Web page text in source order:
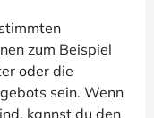
zum Beispiel
oder die
sein. Wenn
kannst du den